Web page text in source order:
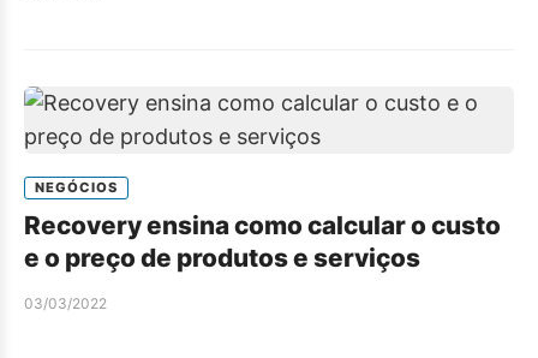
NEGÓCIOS
Recovery ensina como calcular o custo
e o preço de produtos e serviços
03/03/2022